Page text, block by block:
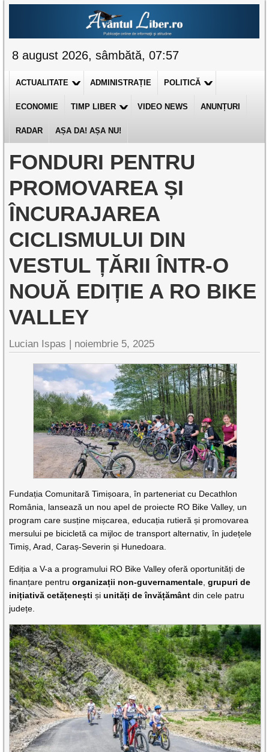
8 august 2026, sâmbătă, 07:57
ACTUALITATE ADMINISTRAȚIE POLITICĂ
ECONOMIE TIMP LIBER VIDEO NEWS ANUNȚURI
RADAR AȘA DA! AȘA NU!
FONDURI PENTRU
PROMOVAREA ȘI
ÎNCURAJAREA
CICLISMULUI DIN
VESTUL ȚĂRII ÎNTR-O
NOUĂ EDIȚIE A RO BIKE
VALLEY
Lucian Ispas | noiembrie 5, 2025
Fundația Comunitară Timișoara, în parteneriat cu Decathlon
România, lansează un nou apel de proiecte RO Bike Valley, un
program care susține mișcarea, educația rutieră și promovarea
mersului pe bicicletă ca mijloc de transport alternativ, în județele
Timiș, Arad, Caraș-Severin și Hunedoara.
Ediția a V-a a programului RO Bike Valley oferă oportunități de
finanțare pentruorganizații non-guvernamentale ,grupuri de
inițiativă cetățenești șiunități de învățământ din cele patru
județe.